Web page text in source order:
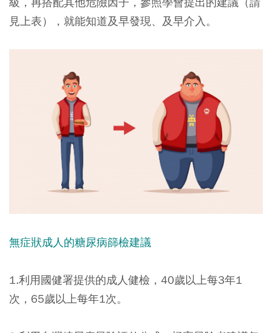
見上表），就能知道及早發現、及早介入。
無症狀成人的糖尿病篩檢建議
1.利用國健署提供的成人健檢，40歲以上每3年1
次，65歲以上每年1次。